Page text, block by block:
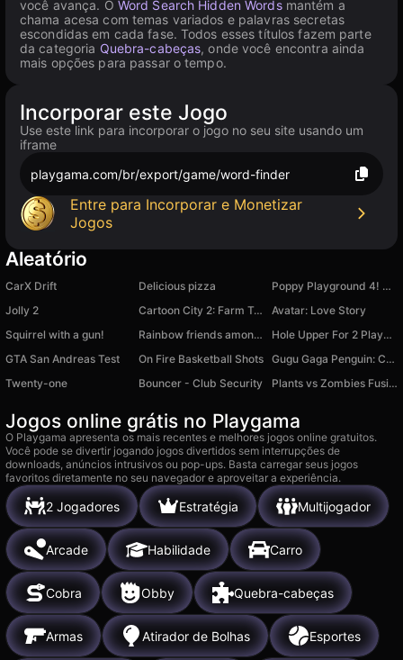
você avança. O Word Search Hidden Wordsmantém a
chama acesa com temas variados e palavras secretas
escondidas em cada fase. Todos esses títulos fazem parte
da categoria Quebra-cabeças, onde você encontra ainda
mais opções para passar o tempo.
Incorporar este Jogo
Use este link para incorporar o jogo no seu site usando um
iframe
playgama.com/br/export/game/word-finder
Entre para Incorporar e Monetizar
Jogos
Aleatório
CarX Drift Delicious pizza
Poppy Playground 4! Rainbow Fist Punch!
Jolly 2
Cartoon City 2: Farm To Town
Avatar: Love Story
Squirrel with a gun!
Rainbow friends among us
Hole Upper For 2 Players
GTA San Andreas Test
On Fire Basketball Shots
Gugu Gaga Penguin: Chat Messages
Twenty-one
Bouncer - Club Security Plants vs Zombies Fusion mode: clicker
Jogos online grátis no Playgama
O Playgama apresenta os mais recentes e melhores jogos online gratuitos.
Você pode se divertir jogando jogos divertidos sem interrupções de
downloads, anúncios intrusivos ou pop-ups. Basta carregar seus jogos
favoritos diretamente no seu navegador e aproveitar a experiência.
2 Jogadores Estratégia Multijogador
Arcade Habilidade Carro
Cobra Obby Quebra-cabeças
Armas Atirador de Bolhas Esportes